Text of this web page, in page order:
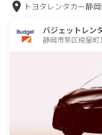
トヨタレンタカー静
バジェットレン
静岡市葵区紺屋町